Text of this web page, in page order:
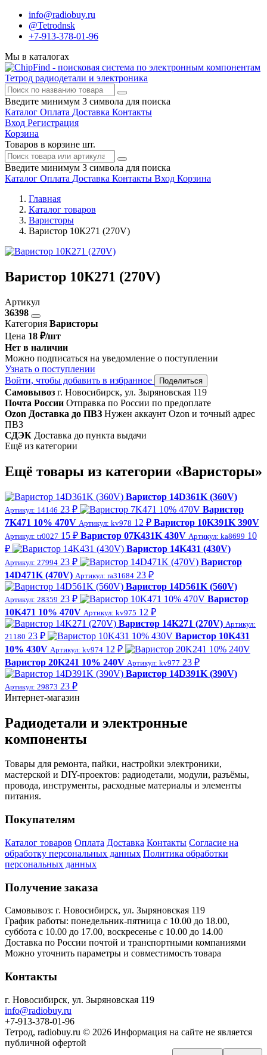
info@radiobuy.ru
@Tetrodnsk
+7-913-378-01-96
Мы в каталогах
Тетрод радиодетали и электроника
Введите минимум 3 символа для поиска
Каталог Оплата Доставка Контакты
Вход Регистрация
Корзина
Товаров в корзине шт.
Введите минимум 3 символа для поиска
Каталог Оплата Доставка Контакты Вход Корзина
Главная
Каталог товаров
Варисторы
Варистор 10К271 (270V)
Варистор 10К271 (270V)
Артикул
36398
Категория Варисторы
Цена 18 ₽/шт
Нет в наличии
Можно подписаться на уведомление о поступлении
Узнать о поступлении
Войти, чтобы добавить в избранное
Поделиться
Самовывоз г. Новосибирск, ул. Зыряновская 119
Почта России Отправка по России по предоплате
Ozon Доставка до ПВЗ Нужен аккаунт Ozon и точный адрес
ПВЗ
СДЭК Доставка до пункта выдачи
Ещё из категории
Ещё товары из категории «Варисторы»
Варистор 14D361K (360V)
Артикул: 14146 23 ₽
Варистор
7K471 10% 470V Артикул: kv978 12 ₽ Варистор 10K391K 390V
Артикул: tr0027 15 ₽ Варистор 07K431K 430V Артикул: ka8699 10
₽
Варистор 14K431 (430V)
Артикул: 27994 23 ₽
Варистор
14D471K (470V) Артикул: ra31684 23 ₽
Варистор 14D561K (560V)
Артикул: 28359 23 ₽
Варистор
10K471 10% 470V Артикул: kv975 12 ₽
Варистор 14K271 (270V) Артикул:
21180 23 ₽
Варистор 10K431
10% 430V Артикул: kv974 12 ₽
Варистор 20K241 10% 240V Артикул: kv977 23 ₽
Варистор 14D391K (390V)
Артикул: 29873 23 ₽
Интернет-магазин
Радиодетали и электронные
компоненты
Товары для ремонта, пайки, настройки электроники,
мастерской и DIY-проектов: радиодетали, модули, разъёмы,
провода, инструменты, расходные материалы и элементы
питания.
Покупателям
Каталог товаров Оплата Доставка Контакты Согласие на
обработку персональных данных Политика обработки
персональных данных
Получение заказа
Самовывоз: г. Новосибирск, ул. Зыряновская 119
График работы: понедельник-пятница с 10.00 до 18.00,
суббота с 10.00 до 17.00, воскресенье с 10.00 до 14.00
Доставка по России почтой и транспортными компаниями
Можно уточнить параметры и совместимость товара
Контакты
г. Новосибирск, ул. Зыряновская 119
info@radiobuy.ru
+7-913-378-01-96
Тетрод, radiobuy.ru © 2026 Информация на сайте не является
публичной офертой